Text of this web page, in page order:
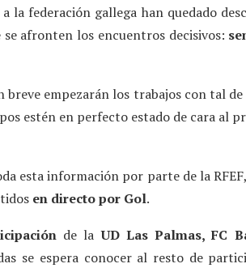
la federación gallega han quedado
se afronten los encuentros decisivos:
breve empezarán los trabajos con tal
estén en perfecto estado de cara al
esta información por parte de la
en directo por Gol.
de laUD Las Palmas, FC
se espera conocer al resto de